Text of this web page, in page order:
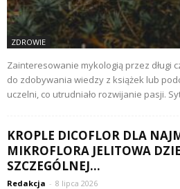
ZDROWIE
Zainteresowanie mykologią przez długi
do zdobywania wiedzy z książek lub
uczelni, co utrudniało rozwijanie pasji.
KROPLE DICOFLOR DLA
MIKROFLORA JELITOWA
SZCZEGÓLNEJ...
Redakcja - 8 lipca 2026